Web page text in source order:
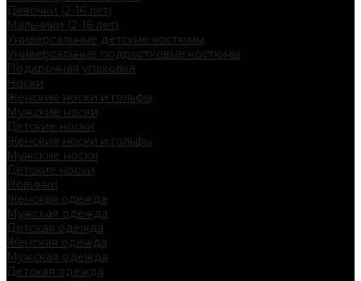
Девочки (2-16 лет)
Мальчики (2-16 лет)
Универсальные детские костюмы
Универсальные подростковые костюмы
Подарочная упаковка
Носки
Женские носки и гольфы
Мужские носки
Детские носки
Женские носки и гольфы
Мужские носки
Детские носки
Новинки
Женская одежда
Мужская одежда
Детская одежда
Женская одежда
Мужская одежда
Детская одежда